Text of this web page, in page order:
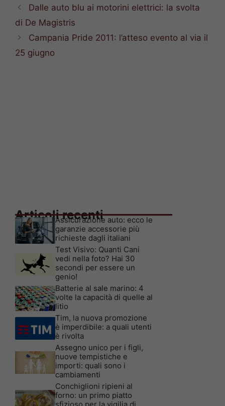
Dalle auto blu ai motorini elettrici: la svolta
di De Magistris
Campania Pride 2011: l’atteso evento al via il
25 giugno
Articoli recenti
Assicurazione auto: ecco le
garanzie accessorie più
richieste dagli italiani
Test Visivo: Quanti Cani
vedi nella foto? Hai 30
secondi per essere un
genio!
Batterie al sale marino: 4
volte la capacità di quelle al
litio
Tim, la nuova promozione
è imperdibile: a quali utenti
è rivolta
Assegno unico per i figli,
nuove tempistiche e
importi: quali sono i
cambiamenti
Conchiglioni ripieni al
forno: un primo piatto